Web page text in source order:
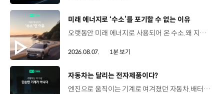
[동영상]
미래 에너지로 ‘수소’를 포기할 수 없는 이유
오랫동안 미래 에너지로 사용되어 온 수소.왜 지금까지도 중요한 선택지로 꼽힐까요? 현대진행형 팟캐스트 EP.21에서 확인하세요.📻 #현대자동차그룹 #현대진행형 #모빌리티팟캐스트 #수소전기차 #수소에너지 #연료 #미래모빌리티 #모빌리티
2026.08.07. 1분 보기
[동영상]
자동차는 달리는 전자제품이다?
엔진으로 움직이는 기계로 여겨졌던 자동차.배터리와 소프트웨어를 통해 어떻게 바뀌고 있을까요? 현대진행형 팟캐스트 EP.21에서 확인하세요.📻 #현대자동차그룹 #현대진행형 #모빌리티팟캐스트 #SDV #전기차 #연료 #미래모빌리티 #모빌리티